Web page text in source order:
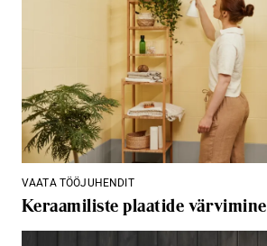
VAATA TÖÖJUHENDIT
Keraamiliste plaatide värvimine